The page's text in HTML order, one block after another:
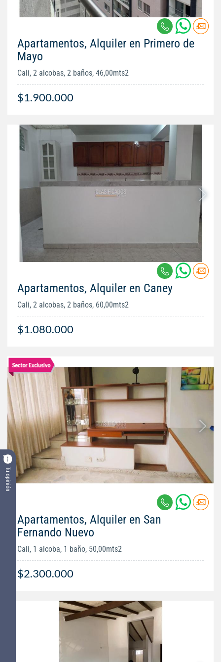
Tu opinión
Apartamentos, Alquiler en Primero de
Mayo
Cali, 2 alcobas, 2 baños, 46,00mts2
$1.900.000
Apartamentos, Alquiler en Caney
Cali, 2 alcobas, 2 baños, 60,00mts2
$1.080.000
Apartamentos, Alquiler en San
Fernando Nuevo
Cali, 1 alcoba, 1 baño, 50,00mts2
$2.300.000